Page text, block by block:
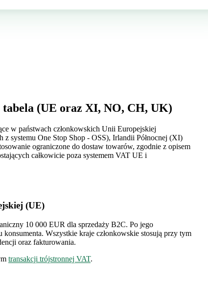
(UE oraz XI, NO, CH, UK)
w państwach członkowskich Unii Europejskiej
z systemu One Stop Shop - OSS), Irlandii Północnej (XI)
ograniczone do dostaw towarów, zgodnie z opisem
całkowicie poza systemem VAT UE i
(UE)
10 000 EUR dla sprzedaży B2C. Po jego
Wszystkie kraje członkowskie stosują przy tym
oraz fakturowania.
transakcji trójstronnej VAT.